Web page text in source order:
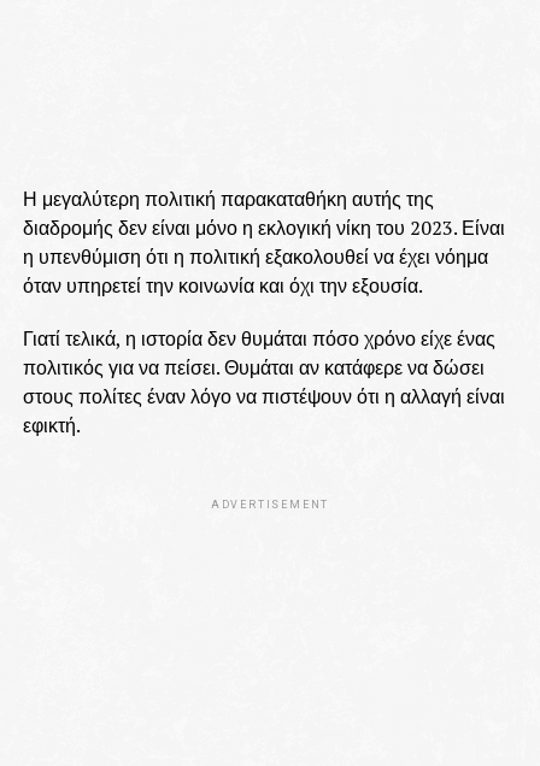
Η μεγαλύτερη πολιτική παρακαταθήκη αυτής της
διαδρομής δεν είναι μόνο η εκλογική νίκη του 2023. Είναι
η υπενθύμιση ότι η πολιτική εξακολουθεί να έχει νόημα
όταν υπηρετεί την κοινωνία και όχι την εξουσία.
Γιατί τελικά, η ιστορία δεν θυμάται πόσο χρόνο είχε ένας
πολιτικός για να πείσει. Θυμάται αν κατάφερε να δώσει
στους πολίτες έναν λόγο να πιστέψουν ότι η αλλαγή είναι
εφικτή.
ADVERTISEMENT